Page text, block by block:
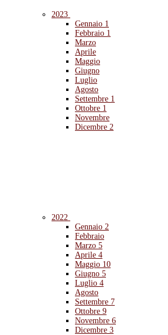
2023
Gennaio 1
Febbraio 1
Marzo
Aprile
Maggio
Giugno
Luglio
Agosto
Settembre 1
Ottobre 1
Novembre
Dicembre 2
2022
Gennaio 2
Febbraio
Marzo 5
Aprile 4
Maggio 10
Giugno 5
Luglio 4
Agosto
Settembre 7
Ottobre 9
Novembre 6
Dicembre 3